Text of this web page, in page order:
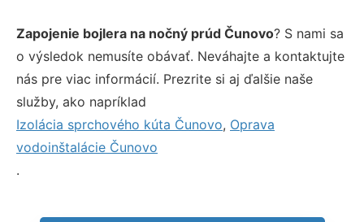
Zapojenie bojlera na nočný prúd Čunovo? S nami sa
o výsledok nemusíte obávať. Neváhajte a kontaktujte
nás pre viac informácií. Prezrite si aj ďalšie naše
služby, ako napríklad
Izolácia sprchového kúta Čunovo, Oprava
vodoinštalácie Čunovo
.